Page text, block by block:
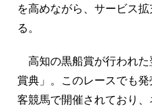
を高めながら、サービス
る。
高知の黒船賞が行われた
賞典」。このレースでも
客競馬で開催されており